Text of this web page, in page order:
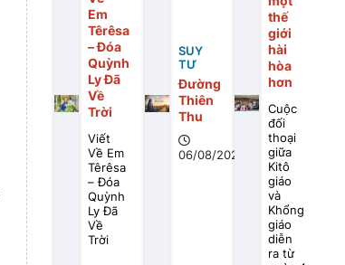
Em
Têrêsa
– Đóa
Quỳnh
Ly Đã
Về
Trời
Viết
Về Em
Têrêsa
– Đóa
Quỳnh
Ly Đã
Về
Trời
SUY
TƯ
Đường
Thiên
Thu
06/08/2026
thế
giới
hài
hòa
hơn
Cuộc
đối
thoại
giữa
Kitô
giáo
và
Khổng
giáo
diễn
ra từ